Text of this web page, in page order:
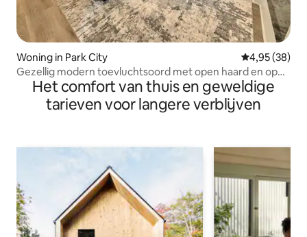
Woning in Park City Gemiddelde
4,95 (38)
Gezellig modern toevluchtsoord met open haard en open
keuken
Het comfort van thuis en geweldige
tarieven voor langere verblijven